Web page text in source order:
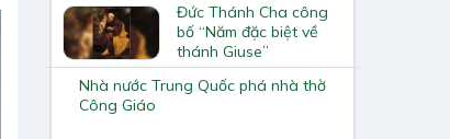
Đức Thánh Cha công
bố “Năm đặc biệt về
thánh Giuse”
Nhà nước Trung Quốc phá nhà thờ
Công Giáo